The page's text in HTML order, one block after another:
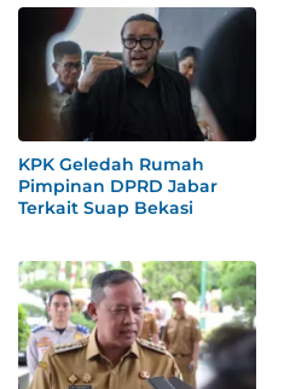
KPK Geledah Rumah
Pimpinan DPRD Jabar
Terkait Suap Bekasi